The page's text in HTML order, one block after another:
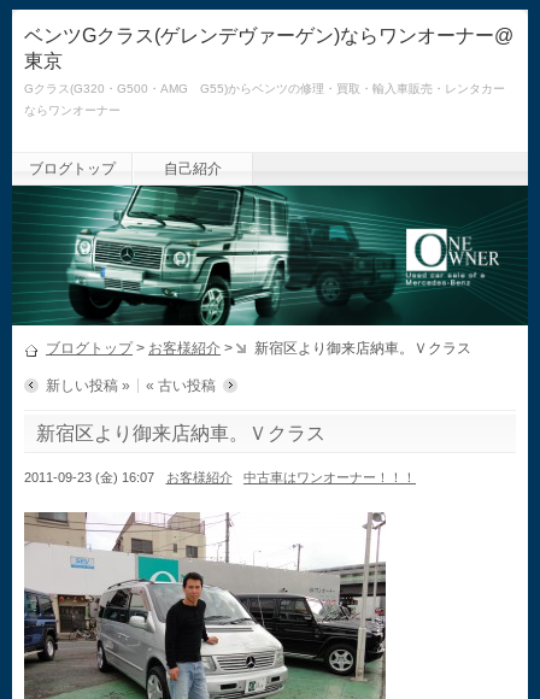
ベンツGクラス(ゲレンデヴァーゲン)ならワンオーナー@
東京
Gクラス(G320・G500・AMG G55)からベンツの修理・買取・輸入車販売・レンタカー
ならワンオーナー
ブログトップ 自己紹介
ブログトップ> お客様紹介 > 新宿区より御来店納車。Ｖクラス
新しい投稿 » « 古い投稿
新宿区より御来店納車。Ｖクラス
2011-09-23 (金) 16:07 お客様紹介 中古車はワンオーナー！！！